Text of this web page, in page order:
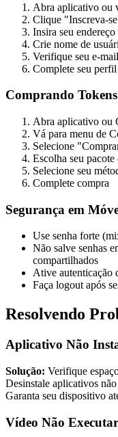
Abra aplicativo ou
Clique "Inscreva-
Insira seu
Crie nome de
Verifique seu e-
Complete seu
Comprando
Abra aplicativo ou
Vá para menu de
Selecione
Escolha seu pacote
Selecione seu
Complete compra
Segurança em
Use senha forte
Não salve senhas
compartilhados
Ative autenticação
Faça logout após
Resolvendo
Aplicativo Não
Solução: Verifique
Desinstale aplicativos
Garanta seu dispositivo
Vídeo Não